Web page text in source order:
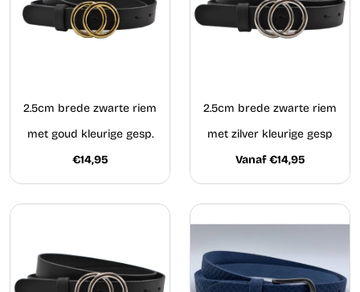
2.5cm brede zwarte riem
met goud kleurige gesp.
€14,95
2.5cm brede zwarte riem
met zilver kleurige gesp
Vanaf €14,95